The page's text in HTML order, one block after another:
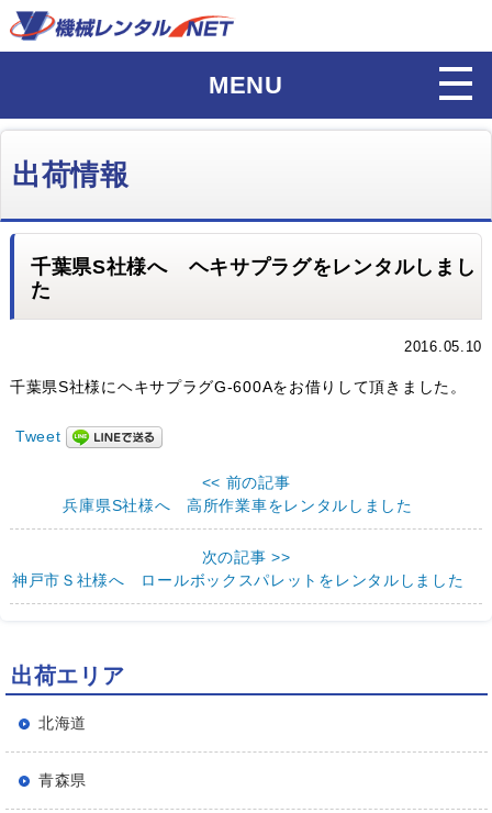
MENU
出荷情報
千葉県S社様へ ヘキサプラグをレンタルしまし
た
2016.05.10
千葉県S社様にヘキサプラグG-600Aをお借りして頂きました。
Tweet
<< 前の記事
兵庫県S社様へ 高所作業車をレンタルしました
次の記事 >>
神戸市Ｓ社様へ ロールボックスパレットをレンタルしました
出荷エリア
北海道
青森県